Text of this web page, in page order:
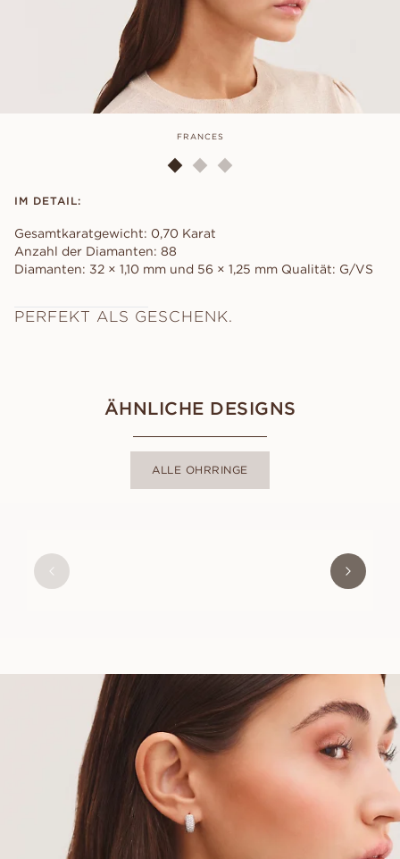
FRANCES
IM DETAIL:
Gesamtkaratgewicht: 0,70 Karat
Anzahl der Diamanten: 88
Diamanten: 32 × 1,10 mm und 56 × 1,25 mm Qualität: G/VS
PERFEKT ALS GESCHENK.
ÄHNLICHE DESIGNS
ALLE OHRRINGE